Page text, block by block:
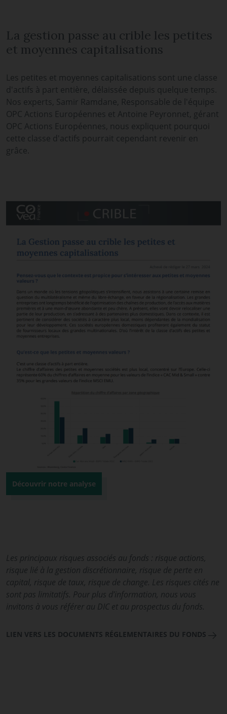
La gestion passe au crible les petites
et moyennes capitalisations
Les petites et moyennes capitalisations sont une classe
d'actifs à part entière, délaissée depuis quelque temps.
Nos experts, Samir Ramdane, Responsable de l'équipe
OPC Actions Européennes et Antoine Peyronnet, gérant
OPC Actions Européennes, nous expliquent pourquoi
cette classe d'actifs pourrait cependant revenir en
grâce.
Découvrir notre analyse
Les principaux risques associés au fonds : risque actions,
risque lié à la gestion discrétionnaire, risque de perte en
capital, risque de taux, risque de change. Les risques cités ne
sont pas limitatifs. Pour plus d’information, nous vous
invitons à vous référer au DIC et au prospectus du fonds.
LIEN VERS LES DOCUMENTS RÉGLEMENTAIRES DU FONDS